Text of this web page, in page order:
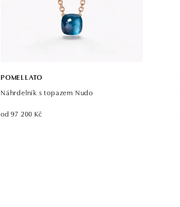
POMELLATO
Náhrdelník s topazem Nudo
od 97 200 Kč